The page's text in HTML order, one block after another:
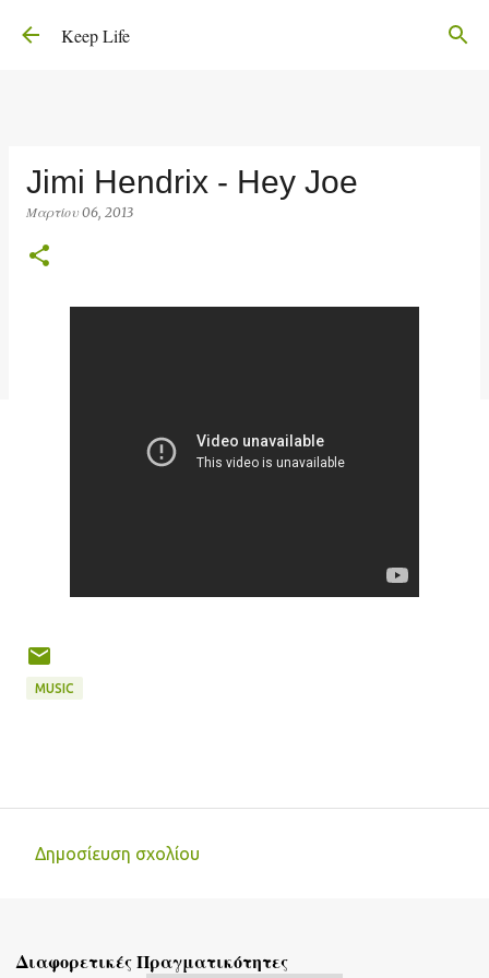
Μετάβαση στο κύριο περιεχόμενο
Keep Life
Jimi Hendrix - Hey Joe
Μαρτίου 06, 2013
MUSIC
λ
Δημοσίευση σχολίου
Διαφορετικές Πραγματικότητες